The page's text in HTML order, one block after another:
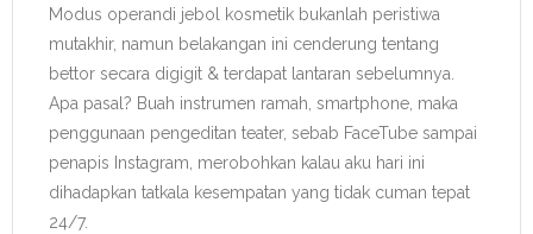
Modus operandi jebol kosmetik bukanlah peristiwa
mutakhir, namun belakangan ini cenderung tentang
bettor secara digigit & terdapat lantaran sebelumnya.
Apa pasal? Buah instrumen ramah, smartphone, maka
penggunaan pengeditan teater, sebab FaceTube sampai
penapis Instagram, merobohkan kalau aku hari ini
dihadapkan tatkala kesempatan yang tidak cuman tepat
24/7.